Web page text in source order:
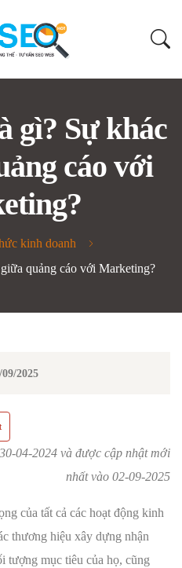
gì? Sự khác
cáo với
kinh doanh
quảng cáo với Marketing?
09/2025
04-2024 và được cập nhật mới
nhất vào 02-09-2025
của tất cả các hoạt động kinh
thương hiệu xây dựng nhận
tượng mục tiêu của họ, cũng